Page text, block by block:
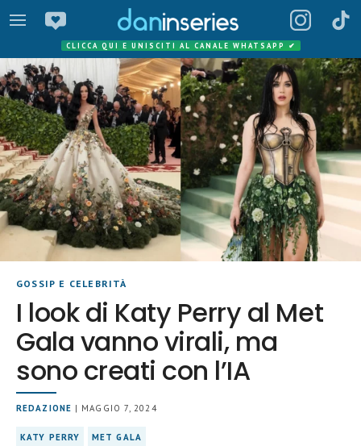
CLICCA QUI E UNISCITI AL CANALE WHATSAPP ✔
GOSSIP E CELEBRITÀ
I look di Katy Perry al Met
Gala vanno virali, ma
sono creati con l’IA
REDAZIONE | MAGGIO 7, 2024
KATY PERRY MET GALA